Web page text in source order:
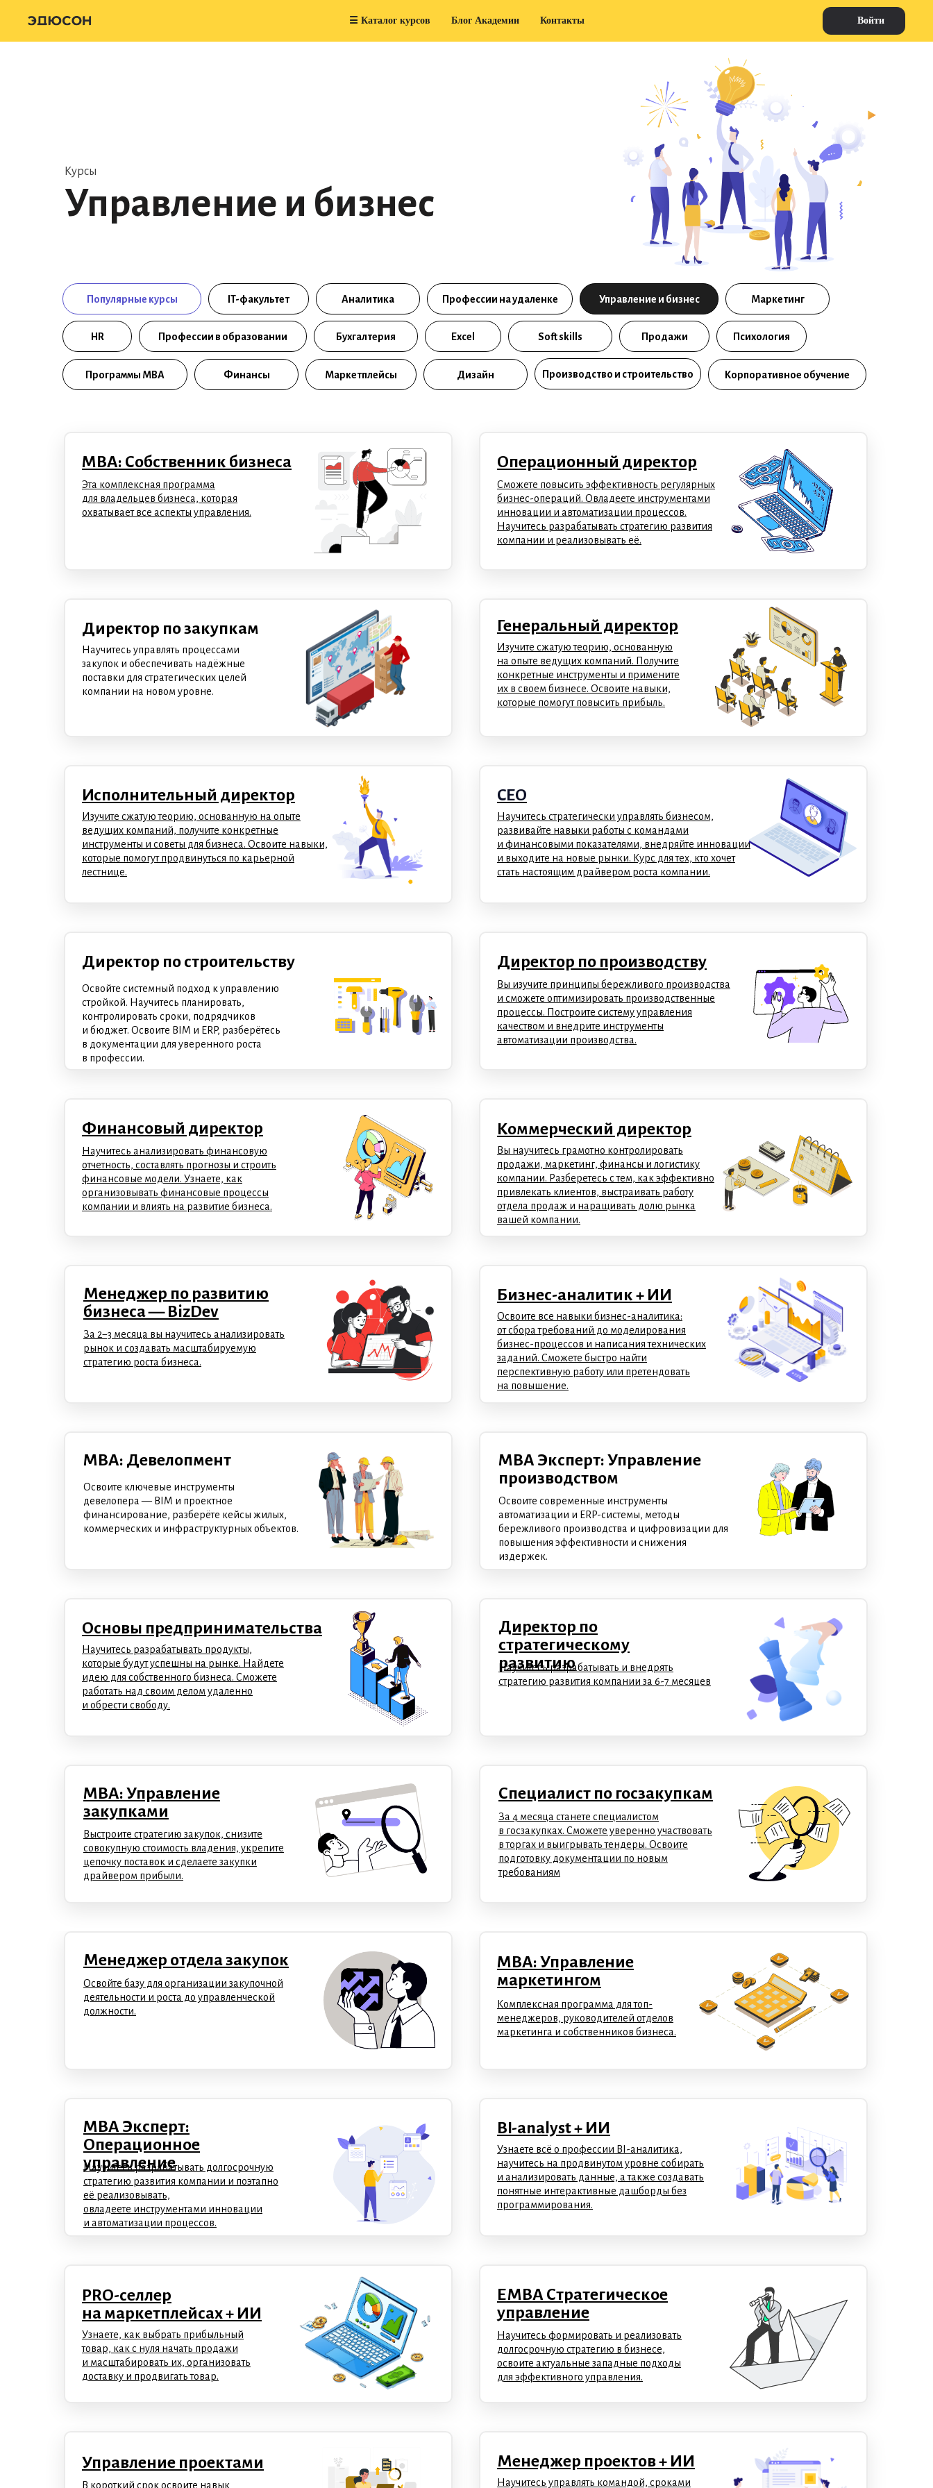
☰ Каталог курсов Блог Академии Контакты Войти
Управление и бизнес
Курсы
HR Бухгалтерия Soft skills Продажи
Профессии в образовании Excel
Популярные курсы
Психология
Управление и бизнес
Аналитика Маркетинг
Профессии на удаленке
IT-факультет
Программы МВА Финансы Маркетплейсы Дизайн Производство и строительство Корпоративное обучение
Финансовый директор
Научитесь анализировать финансовую
отчетность, составлять прогнозы и строить
финансовые модели. Узнаете, как
организовывать финансовые процессы
компании и влиять на развитие бизнеса.
Генеральный директор
Изучите сжатую теорию, основанную
на опыте ведущих компаний. Получите
конкретные инструменты и примените
их в своем бизнесе. Освоите навыки,
которые помогут повысить прибыль.
Директор по строительству
Освойте системный подход к управлению
стройкой. Научитесь планировать,
контролировать сроки, подрядчиков
и бюджет. Освоите BIM и ERP, разберётесь
в документации для уверенного роста
в профессии.
Директор по производству
Вы изучите принципы бережливого производства
и сможете оптимизировать производственные
процессы. Построите систему управления
качеством и внедрите инструменты
автоматизации производства.
Основы предпринимательства
Научитесь разрабатывать продукты,
которые будут успешны на рынке. Найдете
идею для собственного бизнеса. Сможете
работать над своим делом удаленно
и обрести свободу.
Операционный директор
Сможете повысить эффективность регулярных
бизнес-операций. Овладеете инструментами
инновации и автоматизации процессов.
Научитесь разрабатывать стратегию развития
компании и реализовывать её.
Исполнительный директор
Изучите сжатую теорию, основанную на опыте
ведущих компаний, получите конкретные
инструменты и советы для бизнеса. Освоите навыки,
которые помогут продвинуться по карьерной
лестнице.
Научитесь разрабатывать и внедрять
стратегию развития компании за 6-7 месяцев
Директор по
стратегическому
развитию
Выстроите стратегию закупок, снизите
совокупную стоимость владения, укрепите
цепочку поставок и сделаете закупки
драйвером прибыли.
MBA: Управление
закупками
За 4 месяца станете специалистом
в госзакупках. Сможете уверенно участвовать
в торгах и выигрывать тендеры. Освоите
подготовку документации по новым
требованиям
Специалист по госзакупкам
За 2−3 месяца вы научитесь анализировать
рынок и создавать масштабируемую
стратегию роста бизнеса.
Менеджер по развитию
бизнеса — BizDev
Коммерческий директор
Вы научитесь грамотно контролировать
продажи, маркетинг, финансы и логистику
компании. Разберетесь с тем, как эффективно
привлекать клиентов, выстраивать работу
отдела продаж и наращивать долю рынка
вашей компании.
Бизнес-аналитик + ИИ
Освоите все навыки бизнес-аналитика:
от сбора требований до моделирования
бизнес-процессов и написания технических
заданий. Сможете быстро найти
перспективную работу или претендовать
на повышение.
Освоите современные инструменты
автоматизации и ERP-системы, методы
бережливого производства и цифровизации для
повышения эффективности и снижения
издержек.
MBA Эксперт: Управление
производством
Освоите ключевые инструменты
девелопера — BIM и проектное
финансирование, разберёте кейсы жилых,
коммерческих и инфраструктурных объектов.
MBA: Девелопмент
Директор по закупкам
Научитесь управлять процессами
закупок и обеспечивать надёжные
поставки для стратегических целей
компании на новом уровне.
CEO
Научитесь стратегически управлять бизнесом,
развивайте навыки работы с командами
и финансовыми показателями, внедряйте инновации
и выходите на новые рынки. Курс для тех, кто хочет
стать настоящим драйвером роста компании.
MBA: Собственник бизнеса
Эта комплексная программа
для владельцев бизнеса, которая
охватывает все аспекты управления.
Научитесь разрабатывать долгосрочную
стратегию развития компании и поэтапно
её реализовывать,
овладеете инструментами инновации
и автоматизации процессов.
MBA Эксперт:
Операционное
управление
Освойте базу для организации закупочной
деятельности и роста до управленческой
должности.
Менеджер отдела закупок
BI-analyst + ИИ
Узнаете всё о профессии BI-аналитика,
научитесь на продвинутом уровне собирать
и анализировать данные, а также создавать
понятные интерактивные дашборды без
программирования.
PRO-селлер
на маркетплейсах + ИИ
Узнаете, как выбрать прибыльный
товар, как с нуля начать продажи
и масштабировать их, организовать
доставку и продвигать товар.
Менеджер проектов + ИИ
Научитесь управлять командой, сроками
Управление проектами
В короткий срок освоите навык
MBA: Управление
маркетингом
Комплексная программа для топ-
менеджеров, руководителей отделов
маркетинга и собственников бизнеса.
Научитесь формировать и реализовать
долгосрочную стратегию в бизнесе,
освоите актуальные западные подходы
для эффективного управления.
ЕМВА Стратегическое
управление